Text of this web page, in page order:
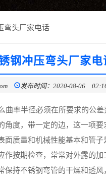
弯头厂家电话
钢冲压弯头厂家电
发布时间：2020-08-06
曲率半径必须在所要求的公
度，带一定的边，这一项
质量和机械性能基本和管
按期检查，常常对外露的
持不锈钢弯管的干燥和透